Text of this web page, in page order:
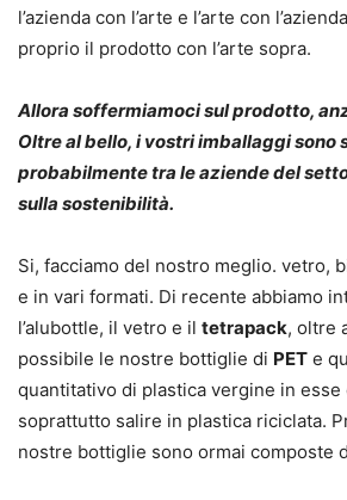
l’azienda con l’arte e l’arte con
proprio il prodotto con l’arte sopra.
Allora soffermiamoci sul prodotto,
Oltre al bello, i vostri imballaggi sono
probabilmente tra le aziende del
sulla sostenibilità.
Si, facciamo del nostro meglio. vetro,
e in vari formati. Di recente abbiamo
l’alubottle, il vetro e il tetrapack, oltre
possibile le nostre bottiglie di PET e
quantitativo di plastica vergine in esse
soprattutto salire in plastica riciclata.
nostre bottiglie sono ormai composte